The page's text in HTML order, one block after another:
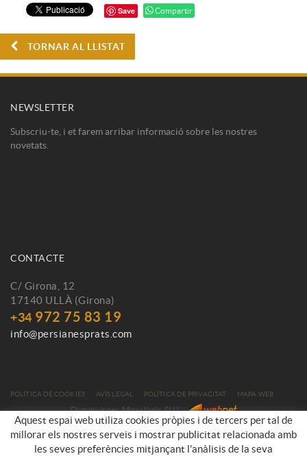
Save Compartir
TORNAR AL LLISTAT
NEWSLETTER
Subscriu-te, i et farem arribar informació sobre les nostres
novetats.
CONTACTE
C/ Girona, 12
17140 ULLÀ (Girona)
+34 972 75 83 19
info@persianesprats.com
POLÍTICA DE COOKIES AVÍS LEGAL POLÍTICA DE PRIVACITAT MAPA WEB
Distribuït per:Micrològic, SLU
Aquest espai web utiliza cookies pròpies i de tercers per tal de
millorar els nostres serveis i mostrar publicitat relacionada amb
les seves preferències mitjançant l'anàlisis de la seva